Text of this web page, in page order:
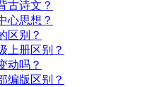
古诗文？
心思想？
区别？
上册区别？
动吗？
编版区别？